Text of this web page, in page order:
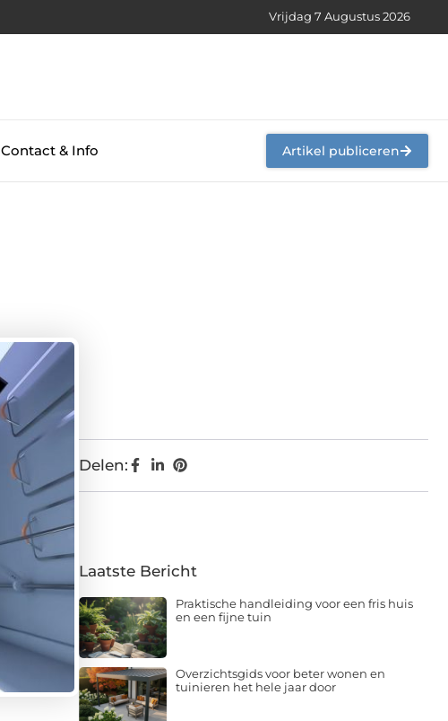
Vrijdag 7 Augustus 2026
Contact & Info Artikel publiceren
Delen:
Laatste Bericht
Praktische handleiding voor een fris huis
en een fijne tuin
Overzichtsgids voor beter wonen en
tuinieren het hele jaar door